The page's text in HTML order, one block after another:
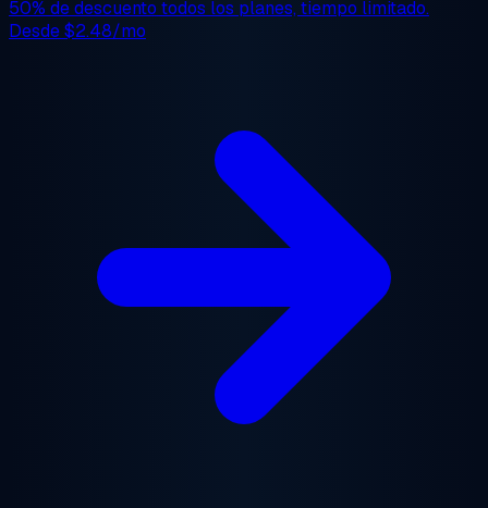
50% de descuento todos los planes, tiempo limitado.
Desde$2.48/mo